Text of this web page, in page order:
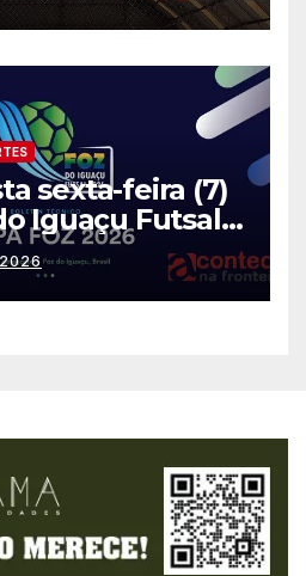
sexta-feira (7)
Iguaçu Futsal
de quatro